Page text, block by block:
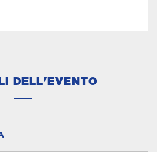
DELL'EVENTO